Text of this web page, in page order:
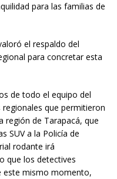
para las familias de
el respaldo del
para concretar esta
de todo el equipo del
que permitieron
región de Tarapacá, que
SUV a la Policía de
rodante irá
que los detectives
este mismo momento,